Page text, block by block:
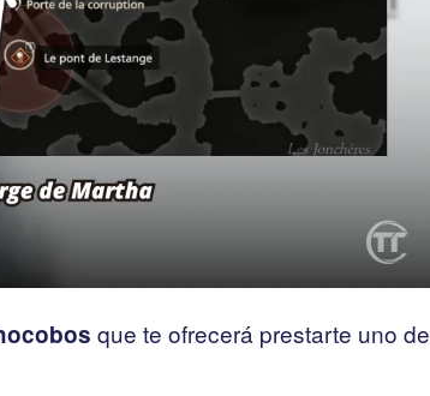
que te ofrecerá prestarte uno de